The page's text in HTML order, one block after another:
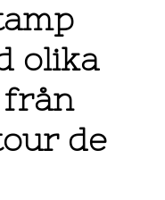
olika
från
de